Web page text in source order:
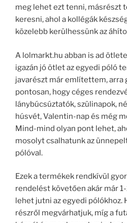
meg lehet ezt tenni, másrészt
keresni, ahol a kollégák
közelebb kerülhessünk az
A lolmarkt.hu abban is ad
igazán jó ötlet az egyedi póló
javarészt már említettem, arra
pontosan, hogy céges
lánybúcsúztatók, szülinapok,
húsvét, Valentin-nap és még
Mind-mind olyan pont lehet,
mosolyt csalhatunk az
pólóval.
Ezek a termékek rendkívül
rendelést követően akár már
lehet jutni az egyedi pólókhoz.
részről megvárhatjuk, míg a